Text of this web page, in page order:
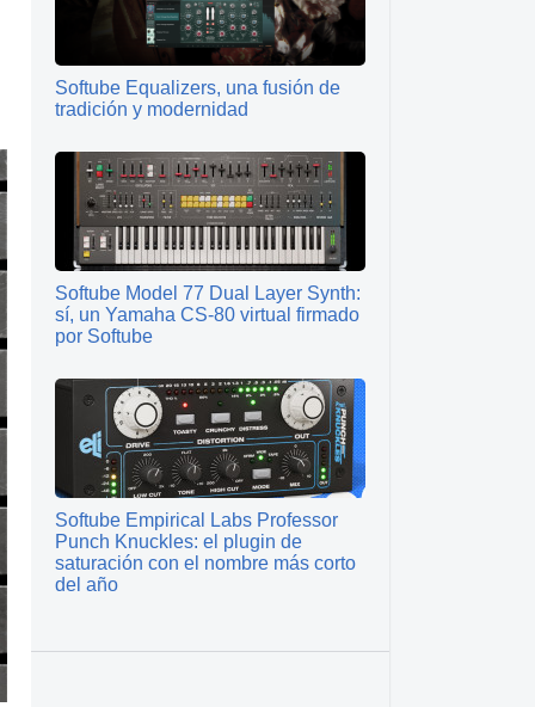
Softube Equalizers, una fusión de
tradición y modernidad
Softube Model 77 Dual Layer Synth:
sí, un Yamaha CS-80 virtual firmado
por Softube
Softube Empirical Labs Professor
Punch Knuckles: el plugin de
saturación con el nombre más corto
del año